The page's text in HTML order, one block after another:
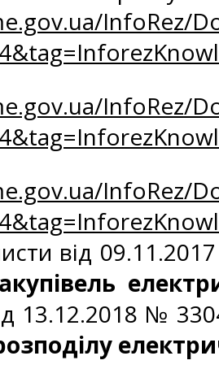
InfoRez/
InfoRez/
InfoRez/
від
13.12.2018 №